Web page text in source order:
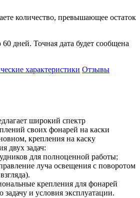
количество, превышающее остаток
дней. Точная дата будет сообщена
характеристики Отзывы
широкий спектр
своих фонарей на каски
крепления на каску
двух задач:
для полноценной работы;
луча освещения с поворотом
крепления для фонарей
и условия эксплуатации.